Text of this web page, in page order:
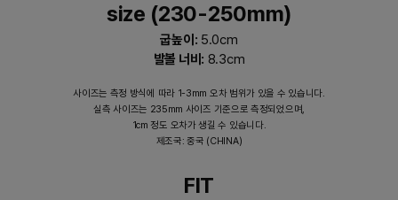
size (230-250mm)
굽높이: 5.0cm
발볼 너비: 8.3cm
사이즈는 측정 방식에 따라 1-3mm 오차 범위가 있을 수 있습니다.
실측 사이즈는 235mm 사이즈 기준으로 측정되었으며,
1cm 정도 오차가 생길 수 있습니다.
제조국: 중국 (CHINA)
FIT